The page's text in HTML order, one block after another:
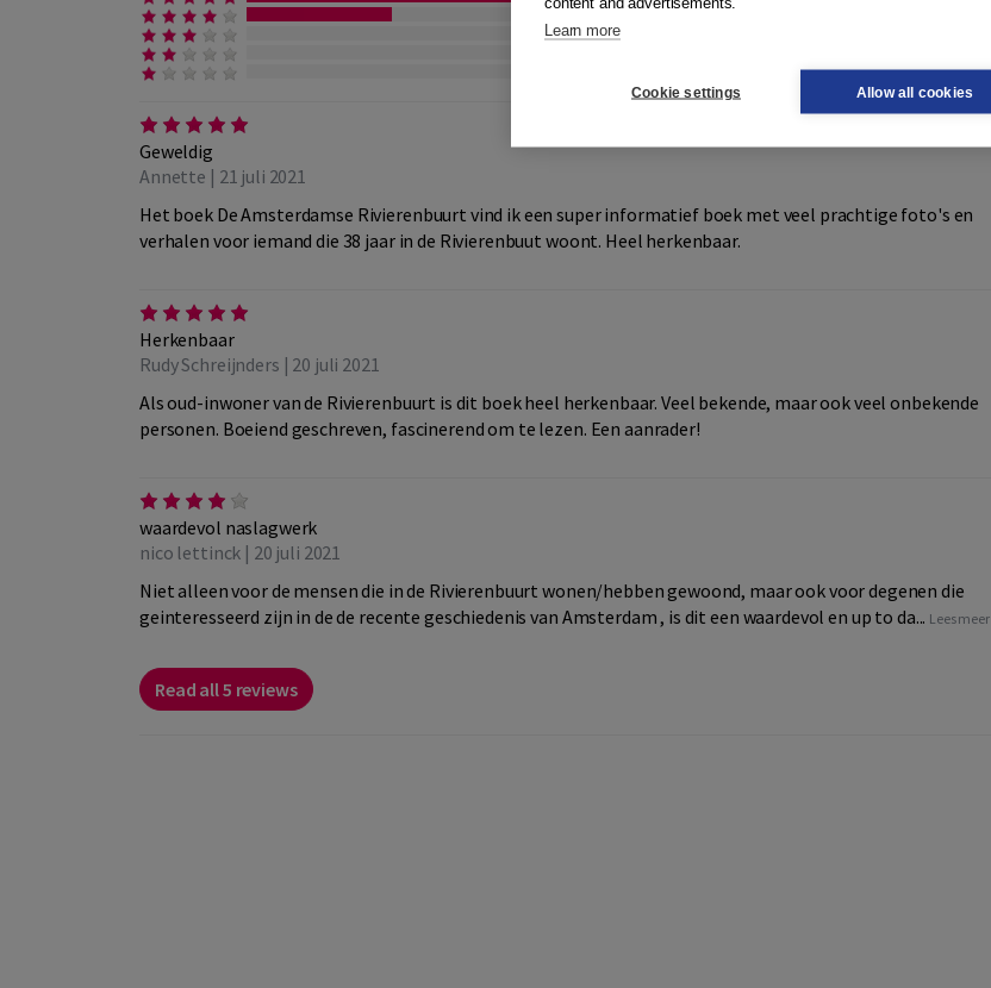
Geweldig
Annette | 21 juli 2021
Het boek De Amsterdamse Rivierenbuurt vind ik een super informatief boek met veel prachtige foto's en
verhalen voor iemand die 38 jaar in de Rivierenbuut woont. Heel herkenbaar.
Herkenbaar
Rudy Schreijnders | 20 juli 2021
Als oud-inwoner van de Rivierenbuurt is dit boek heel herkenbaar. Veel bekende, maar ook veel onbekende
personen. Boeiend geschreven, fascinerend om te lezen. Een aanrader!
waardevol naslagwerk
nico lettinck | 20 juli 2021
Niet alleen voor de mensen die in de Rivierenbuurt wonen/hebben gewoond, maar ook voor degenen die
geinteresseerd zijn in de de recente geschiedenis van Amsterdam , is dit een waardevol en up to da... Lees meer
Read all 5 reviews
Learn more
Cookie settings Allow all cookies